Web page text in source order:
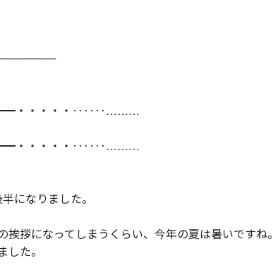
・・・・‥‥‥………
・・・・‥‥‥………
になりました。
挨拶になってしまうくらい、今年の夏は暑いですね。
た。